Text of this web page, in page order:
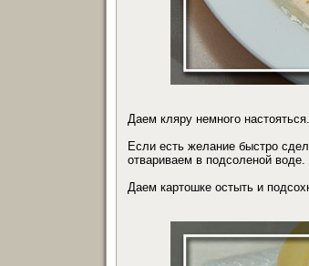
Даем кляру немного
Если есть желание быстро
отвариваем в подсоленой воде.
Даем картошке остыть и